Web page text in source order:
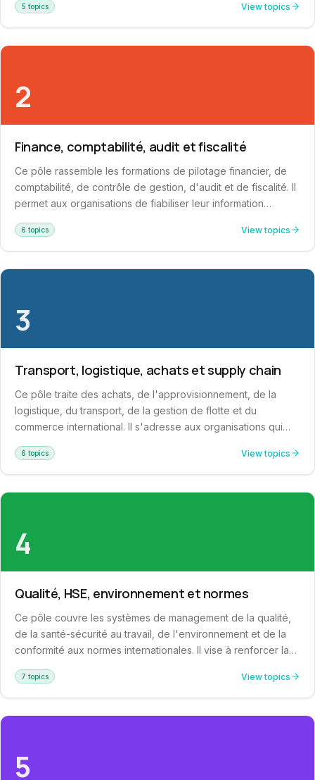
renforcer la capacité des équipes à conquérir de nouveaux
marchés, structurer leur démarche commerciale et améliorer
durablement l'expérience client à chaque point de contact
5 topics View topics
2
Finance, comptabilité, audit et fiscalité
Ce pôle rassemble les formations de pilotage financier, de
comptabilité, de contrôle de gestion, d'audit et de fiscalité. Il
permet aux organisations de fiabiliser leur information
d'améliorer leur performance économique. Ces formations
s'adressent aux professionnels qui souhaitent maîtriser les
outils de la finance d'entreprise et renforcer leur capacité de
6 topics View topics
3
Transport, logistique, achats et supply chain
Ce pôle traite des achats, de l'approvisionnement, de la
logistique, du transport, de la gestion de flotte et du
commerce international. Il s'adresse aux organisations qui
opérationnels, professionnaliser leurs opérations logistiques
et améliorer la performance globale de leur chaîne
d'approvisionnement dans un contexte de plus en plus
6 topics View topics
4
Qualité, HSE, environnement et normes
Ce pôle couvre les systèmes de management de la qualité,
de la santé-sécurité au travail, de l'environnement et de la
conformité aux normes internationales. Il vise à renforcer la
développer une culture de prévention solide et à engager
les organisations dans une dynamique d'amélioration
continue conforme aux référentiels ISO.
7 topics View topics
5